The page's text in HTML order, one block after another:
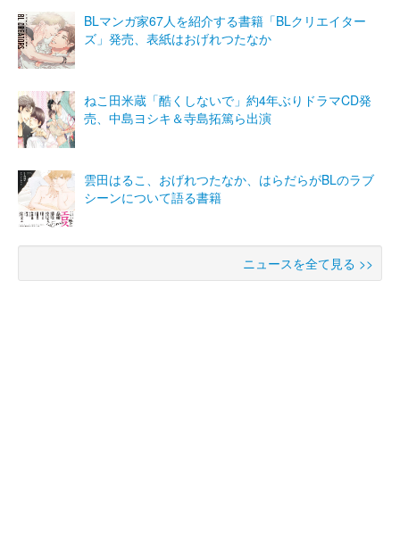
BLマンガ家67人を紹介する書籍「BLクリエイター
ズ」発売、表紙はおげれつたなか
ねこ田米蔵「酷くしないで」約4年ぶりドラマCD発
売、中島ヨシキ＆寺島拓篤ら出演
雲田はるこ、おげれつたなか、はらだらがBLのラブ
シーンについて語る書籍
ニュースを全て見る >>